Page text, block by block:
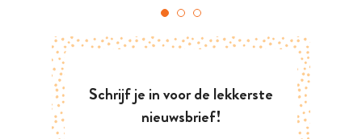
Schrijf je in voor de lekkerste
nieuwsbrief!